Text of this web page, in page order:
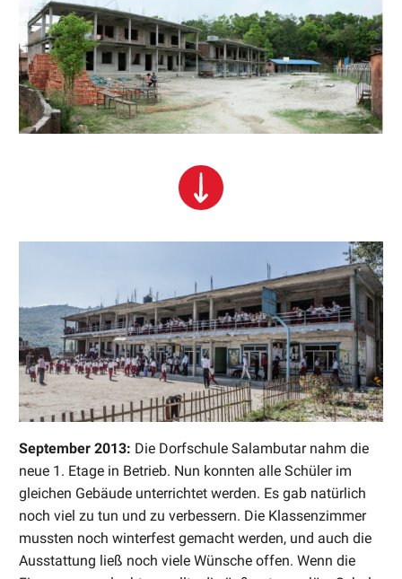
September 2013: Die Dorfschule Salambutar nahm die
neue 1. Etage in Betrieb. Nun konnten alle Schüler im
gleichen Gebäude unterrichtet werden. Es gab natürlich
noch viel zu tun und zu verbessern. Die Klassenzimmer
mussten noch winterfest gemacht werden, und auch die
Ausstattung ließ noch viele Wünsche offen. Wenn die